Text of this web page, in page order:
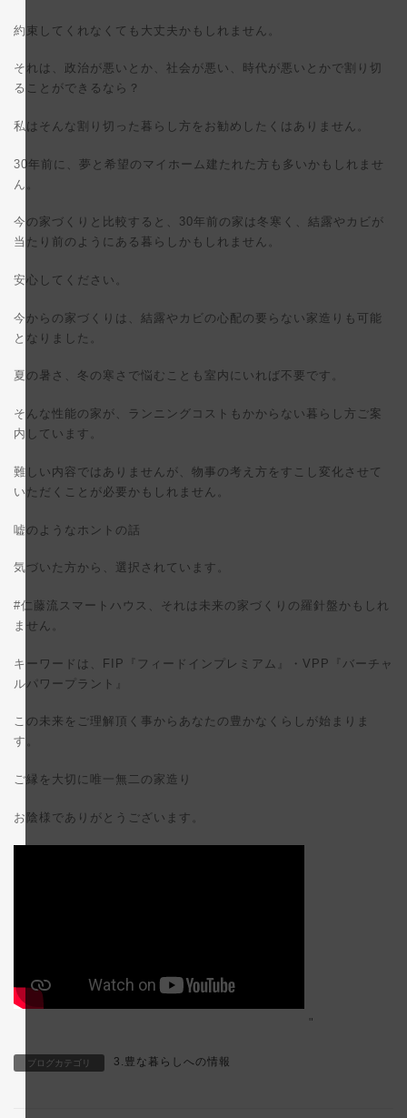
約束してくれなくても大丈夫かもしれません。
それは、政治が悪いとか、社会が悪い、時代が悪いとかで割り切
ることができるなら？
私はそんな割り切った暮らし方をお勧めしたくはありません。
30年前に、夢と希望のマイホーム建たれた方も多いかもしれませ
ん。
今の家づくりと比較すると、30年前の家は冬寒く、結露やカビが
当たり前のようにある暮らしかもしれません。
安心してください。
今からの家づくりは、結露やカビの心配の要らない家造りも可能
となりました。
夏の暑さ、冬の寒さで悩むことも室内にいれば不要です。
そんな性能の家が、ランニングコストもかからない暮らし方ご案
内しています。
難しい内容ではありませんが、物事の考え方をすこし変化させて
いただくことが必要かもしれません。
嘘のようなホントの話
気づいた方から、選択されています。
#仁藤流スマートハウス、それは未来の家づくりの羅針盤かもしれ
ません。
キーワードは、FIP『フィードインプレミアム』・VPP『バーチャ
ルパワープラント』
この未来をご理解頂く事からあなたの豊かなくらしが始まりま
す。
ご縁を大切に唯一無二の家造り
お陰様でありがとうございます。
"
ブログカテゴリ 3.豊な暮らしへの情報